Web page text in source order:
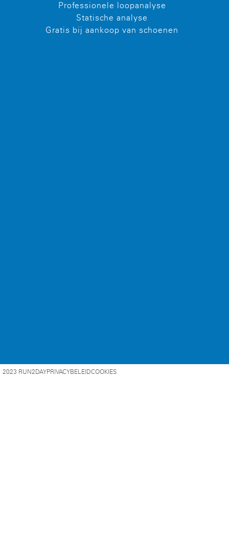
Professionele loopanalyse
Statische analyse
Gratis bij aankoop van schoenen
2023 RUN2DAYPRIVACYBELEIDCOOKIES